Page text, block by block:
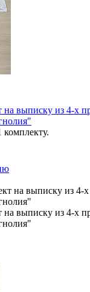
выписку из 4-х
комплекту.
выписку из 4-х